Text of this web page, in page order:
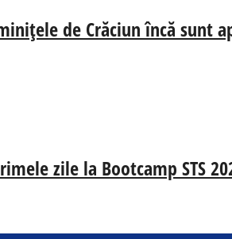
de Crăciun încă sunt
zile la Bootcamp STS